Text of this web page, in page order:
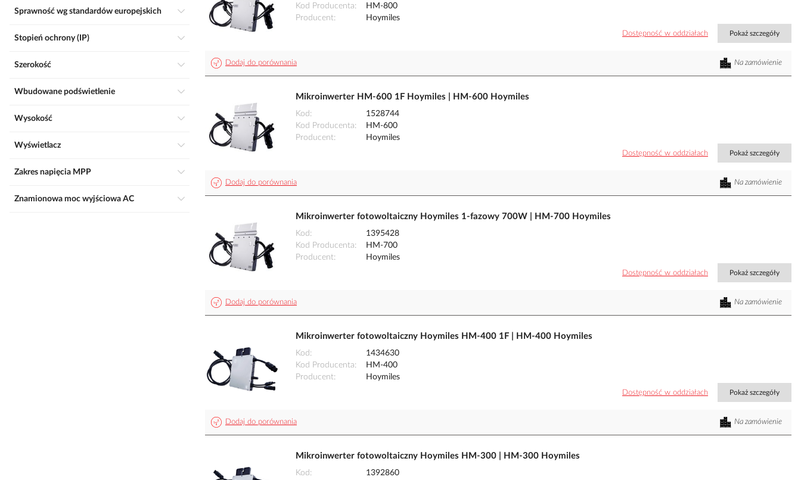
Kod Producenta
HM-800
Producent
Hoymiles
Dostępność w oddziałach Pokaż szczegóły
Dodaj do porównania Na zamówienie
Mikroinwerter HM-600 1F Hoymiles | HM-600 Hoymiles
Kod
1528744
Kod Producenta
HM-600
Producent
Hoymiles
Dostępność w oddziałach Pokaż szczegóły
Dodaj do porównania Na zamówienie
Mikroinwerter fotowoltaiczny Hoymiles 1-fazowy 700W | HM-700 Hoymiles
Kod
1395428
Kod Producenta
HM-700
Producent
Hoymiles
Dostępność w oddziałach Pokaż szczegóły
Dodaj do porównania Na zamówienie
Mikroinwerter fotowoltaiczny Hoymiles HM-400 1F | HM-400 Hoymiles
Kod
1434630
Kod Producenta
HM-400
Producent
Hoymiles
Dostępność w oddziałach Pokaż szczegóły
Dodaj do porównania Na zamówienie
Mikroinwerter fotowoltaiczny Hoymiles HM-300 | HM-300 Hoymiles
Kod
1392860
Sprawność wg standardów europejskich
Stopień ochrony (IP)
Szerokość
Wbudowane podświetlenie
Wysokość
Wyświetlacz
Zakres napięcia MPP
Znamionowa moc wyjściowa AC